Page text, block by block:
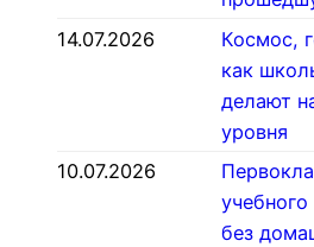
14.07.2026
Космос,
как
делают
уровня
10.07.2026
учебного
без